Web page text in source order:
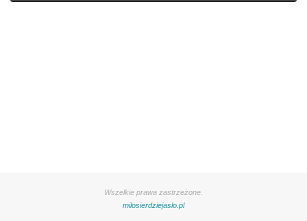
Wszelkie prawa zastrzeżone.
milosierdziejaslo.pl